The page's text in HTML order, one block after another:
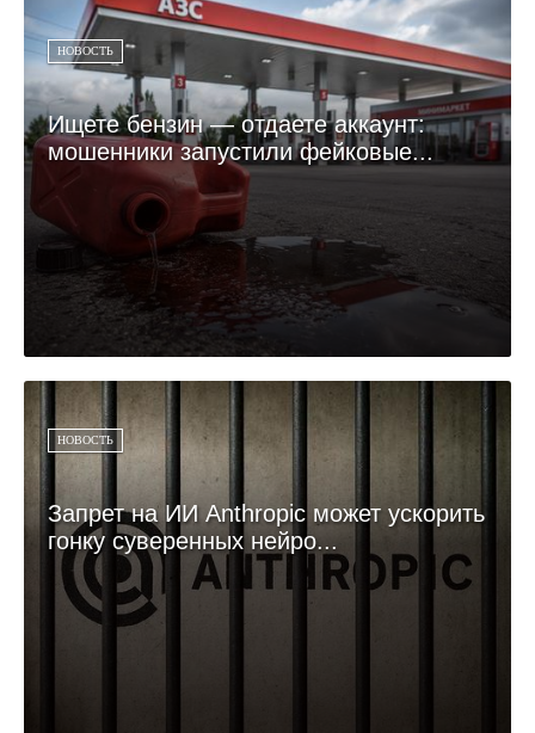
НОВОСТЬ
Ищете бензин — отдаете аккаунт:
мошенники запустили фейковые...
НОВОСТЬ
Запрет на ИИ Anthropic может ускорить
гонку суверенных нейро...